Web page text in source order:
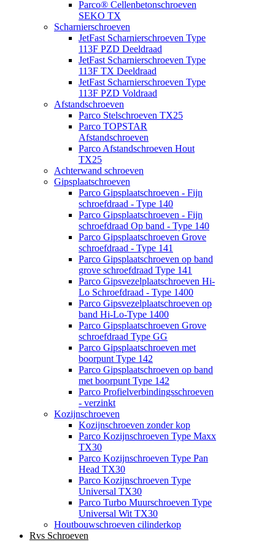
Parco® Cellenbetonschroeven
SEKO TX
Scharnierschroeven
JetFast Scharnierschroeven Type
113F PZD Deeldraad
JetFast Scharnierschroeven Type
113F TX Deeldraad
JetFast Scharnierschroeven Type
113F PZD Voldraad
Afstandschroeven
Parco Stelschroeven TX25
Parco TOPSTAR
Afstandschroeven
Parco Afstandschroeven Hout
TX25
Achterwand schroeven
Gipsplaatschroeven
Parco Gipsplaatschroeven - Fijn
schroefdraad - Type 140
Parco Gipsplaatschroeven - Fijn
schroefdraad Op band - Type 140
Parco Gipsplaatschroeven Grove
schroefdraad - Type 141
Parco Gipsplaatschroeven op band
grove schroefdraad Type 141
Parco Gipsvezelplaatschroeven Hi-
Lo Schroefdraad - Type 1400
Parco Gipsvezelplaatschroeven op
band Hi-Lo-Type 1400
Parco Gipsplaatschroeven Grove
schroefdraad Type GG
Parco Gipsplaatschroeven met
boorpunt Type 142
Parco Gipsplaatschroeven op band
met boorpunt Type 142
Parco Profielverbindingsschroeven
- verzinkt
Kozijnschroeven
Kozijnschroeven zonder kop
Parco Kozijnschroeven Type Maxx
TX30
Parco Kozijnschroeven Type Pan
Head TX30
Parco Kozijnschroeven Type
Universal TX30
Parco Turbo Muurschroeven Type
Universal Wit TX30
Houtbouwschroeven cilinderkop
Rvs Schroeven